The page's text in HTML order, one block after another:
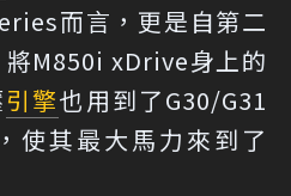
而言，更是自第二
M850i xDrive身上的
引擎也用到了G30/G31
使其最大馬力來到了